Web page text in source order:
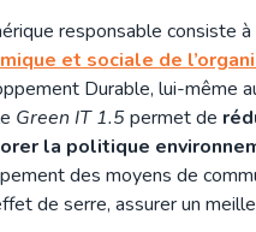
responsable consiste
et sociale de
Durable, lui-même
Green IT 1.5permet de
la politique
des moyens de
de serre, assurer un